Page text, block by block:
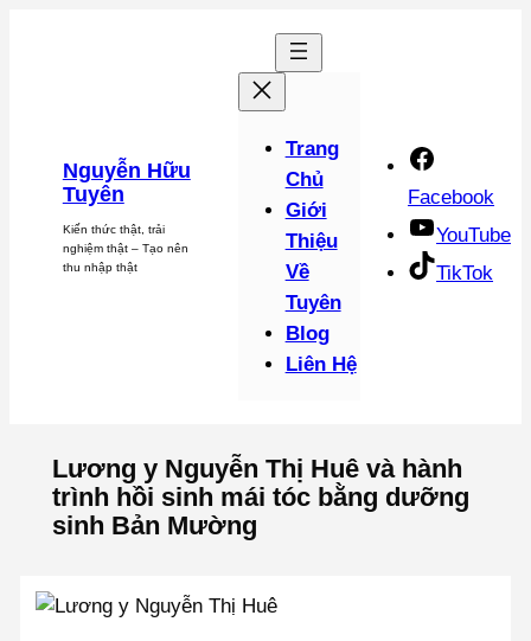
Nguyễn Hữu
Tuyên
Kiến thức thật, trải
nghiệm thật – Tạo nên
thu nhập thật
Trang
Chủ
Giới
Thiệu
Về
Tuyên
Blog
Liên Hệ
Facebook
YouTube
TikTok
Lương y Nguyễn Thị Huê và hành
trình hồi sinh mái tóc bằng dưỡng
sinh Bản Mường